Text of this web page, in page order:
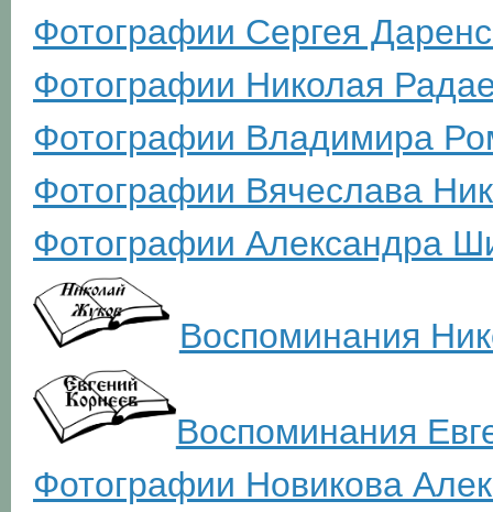
Фотографии Сергея
Фотографии Николая
Фотографии Владимира
Фотографии Вячеслава
Фотографии Александра
Воспоминания
Воспоминания
Фотографии Новикова